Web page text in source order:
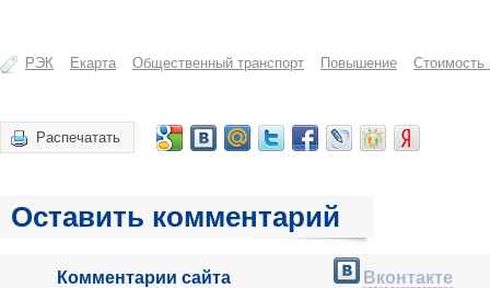
РЭК Екарта Общественный транспорт Повышение Стоимость
Распечатать
Оставить комментарий
Комментарии сайта Вконтакте